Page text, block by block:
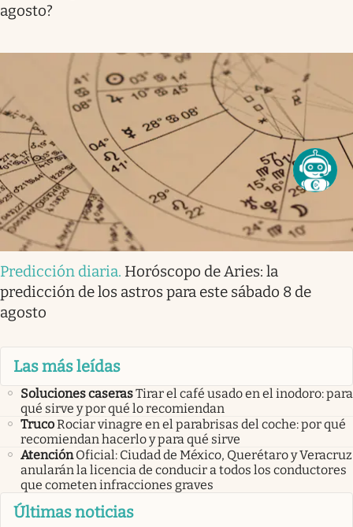
agosto?
Predicción diaria. Horóscopo de Aries: la
predicción de los astros para este sábado 8 de
agosto
Las más leídas
Soluciones caserasTirar el café usado en el inodoro: para
qué sirve y por qué lo recomiendan
TrucoRociar vinagre en el parabrisas del coche: por qué
recomiendan hacerlo y para qué sirve
Atención Oficial: Ciudad de México, Querétaro y Veracruz
anularán la licencia de conducir a todos los conductores
que cometen infracciones graves
Últimas noticias